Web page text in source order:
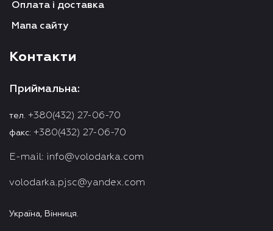
Оплата і доставка
Мапа сайту
Контакти
Приймальна:
тел. +380(432) 27-06-70
факс: +380(432) 27-06-70
E-mail: info@volodarka.com
volodarka.pjsc@yandex.com
Україна, Вінниця.